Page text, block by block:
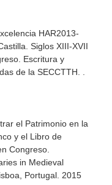
HAR2013-
Siglos XIII-XVII
Escritura y
de la SECCTTH. .
el Patrimonio en la
y el Libro de
Congreso.
in Medieval
Portugal. 2015